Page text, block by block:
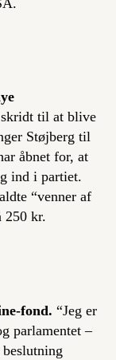
til at blive
Støjberg til
åbnet for, at
ind i partiet.
“venner af
250 kr.
fond. “Jeg er
parlamentet –